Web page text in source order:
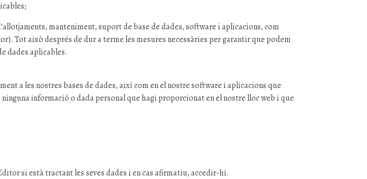
manteniment, suport de base de dades, software i aplicacions, com
Tot això després de dur a terme les mesures necessàries per garantir que podem
dades aplicables.
a les nostres bases de dades, així com en el nostre software i aplicacions que
informació o dada personal que hagi proporcionat en el nostre lloc web i que
si està tractant les seves dades i en cas afirmatiu, accedir-hi.